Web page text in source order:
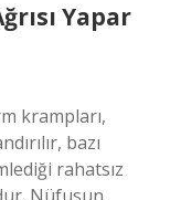
Yapar
krampları,
bazı
rahatsız